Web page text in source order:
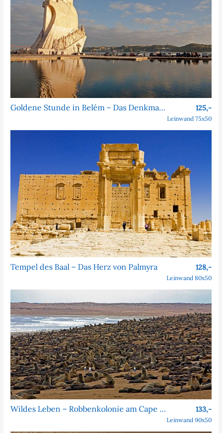
Goldene Stunde in Belém – Das Denkmal der Entdeckungen 125,-
Leinwand 75x50
Tempel des Baal – Das Herz von Palmyra 128,-
Leinwand 80x50
Wildes Leben – Robbenkolonie am Cape Cross 133,-
Leinwand 90x50